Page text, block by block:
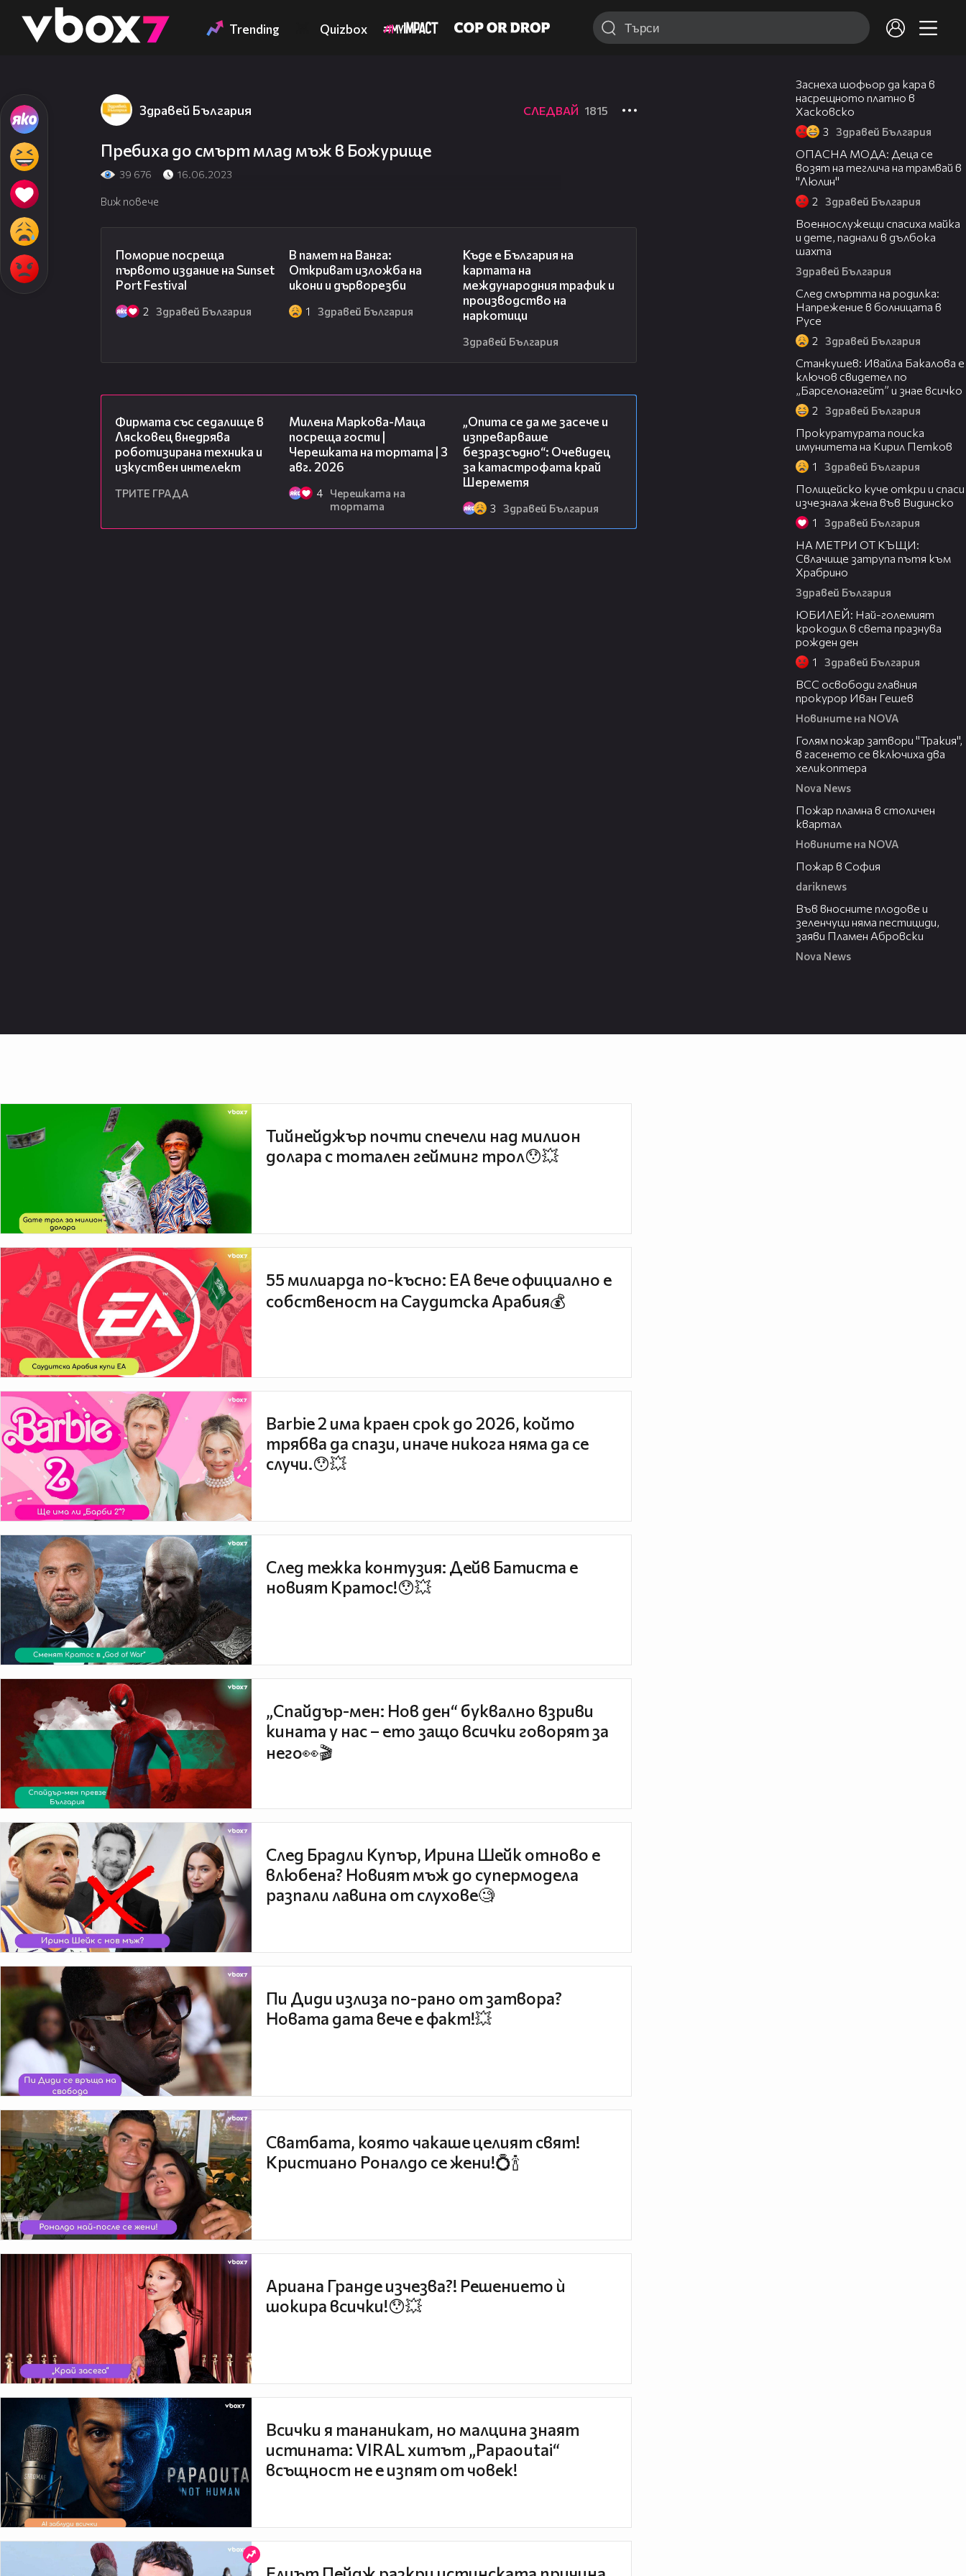
👾 Trending Quizbox
Здравей България СЛЕДВАЙ 1815
Пребиха до смърт млад мъж в Божурище
39 676 16.06.2023
Виж повече
Поморие посреща
първото издание на Sunset
Port Festival
2 Здравей България
В памет на Ванга:
Откриват изложба на
икони и дърворезби
1 Здравей България
Къде е България на
картата на
международния трафик и
производство на
наркотици
Здравей България
Фирмата със седалище в
Лясковец внедрява
роботизирана техника и
изкуствен интелект
ТРИТЕ ГРАДА
Милена Маркова-Маца
посреща гости |
Черешката на тортата | 3
авг. 2026
4
Черешката на
тортата
„Опита се да ме засече и
изпреварваше
безразсъдно“: Очевидец
за катастрофата край
Шереметя
3 Здравей България
Заснеха шофьор да кара в
насрещното платно в
Хасковско
3 Здравей България
ОПАСНА МОДА: Деца се
возят на теглича на трамвай в
"Люлин"
2 Здравей България
Военнослужещи спасиха майка
и дете, паднали в дълбока
шахта
Здравей България
След смъртта на родилка:
Напрежение в болницата в
Русе
2 Здравей България
Станкушев: Ивайла Бакалова е
ключов свидетел по
„Барселонагейт” и знае всичко
2 Здравей България
Прокуратурата поиска
имунитета на Кирил Петков
1 Здравей България
Полицейско куче откри и спаси
изчезнала жена във Видинско
1 Здравей България
НА МЕТРИ ОТ КЪЩИ:
Свлачище затрупа пътя към
Храбрино
Здравей България
ЮБИЛЕЙ: Най-големият
крокодил в света празнува
рожден ден
1 Здравей България
ВСС освободи главния
прокурор Иван Гешев
Новините на NOVA
Голям пожар затвори "Тракия",
в гасенето се включиха два
хеликоптера
Nova News
Пожар пламна в столичен
квартал
Новините на NOVA
Пожар в София
dariknews
Във вносните плодове и
зеленчуци няма пестициди,
заяви Пламен Абровски
Nova News
Тийнейджър почти спечели над милион
долара с тотален гейминг трол😯💥
55 милиарда по-късно: EA вече официално е
собственост на Саудитска Арабия💰
Barbie 2 има краен срок до 2026, който
трябва да спази, иначе никога няма да се
случи.😯💥
След тежка контузия: Дейв Батиста е
новият Кратос!😯💥
„Спайдър-мен: Нов ден“ буквално взриви
кината у нас – ето защо всички говорят за
него👀🎬
След Брадли Купър, Ирина Шейк отново е
влюбена? Новият мъж до супермодела
разпали лавина от слухове🧐
Пи Диди излиза по-рано от затвора?
Новата дата вече е факт!💥
Сватбата, която чакаше целият свят!
Кристиано Роналдо се жени!💍🍾
Ариана Гранде изчезва?! Решението ѝ
шокира всички!😯💥
Всички я тананикат, но малцина знаят
истината: VIRAL хитът „Papaoutai“
всъщност не е изпят от човек!